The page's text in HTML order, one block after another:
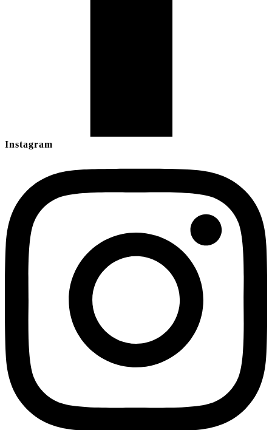
Instagram